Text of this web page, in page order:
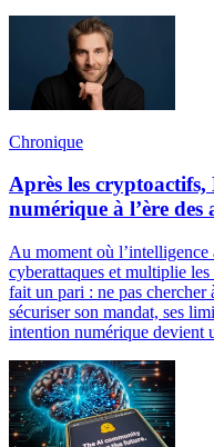
Chronique
Après les cryptoactifs,
numérique à l’ère des
Au moment où
cyberattaques et multiplie les
fait un pari : ne pas
sécuriser son mandat, ses
intention numérique devient